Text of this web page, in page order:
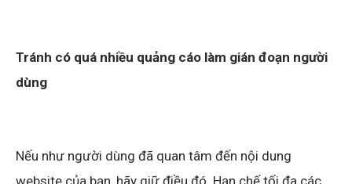
Tránh có quá nhiều quảng cáo làm gián đoạn người
dùng
Nếu như người dùng đã quan tâm đến nội dung